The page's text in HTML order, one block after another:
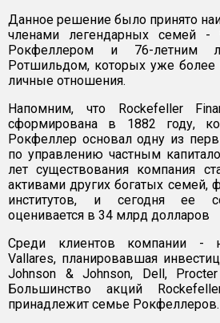
Данное решение было принято
членами легендарных семей -
Рокфеллером и 76-летним
Ротшильдом, которых уже более
личные отношения.
Напомним, что Rockefeller
сформирована в 1882 году,
Рокфеллер основал одну из
по управлению частным
лет существования компания
активами других богатых семей,
институтов, и сегодня ее
оценивается в 34 млрд долларов
Среди клиентов компании -
Vallares, планировавшая
Johnson & Johnson, Dell,
Большинство акций
принадлежит семье Рокфеллеров.